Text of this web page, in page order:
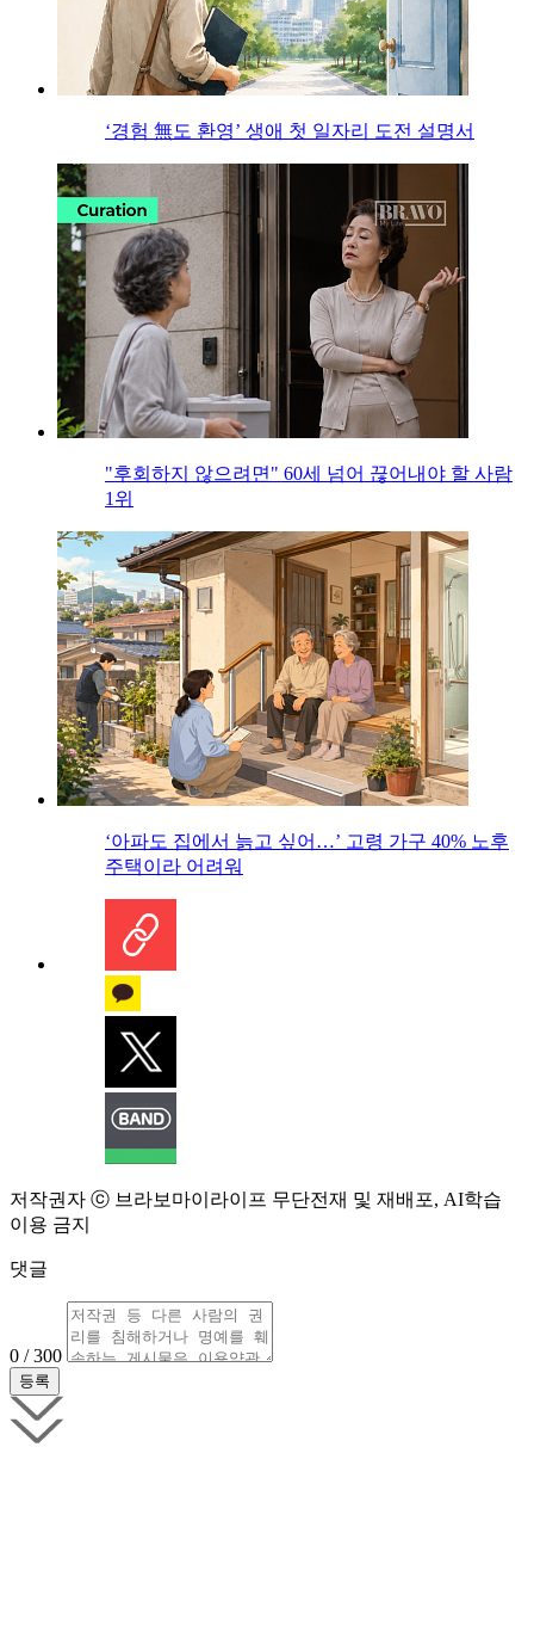
‘경험 無도 환영’ 생애 첫 일자리 도전 설명서
"후회하지 않으려면" 60세 넘어 끊어내야 할 사람
1위
‘아파도 집에서 늙고 싶어…’ 고령 가구 40% 노후
주택이라 어려워
저작권자 ⓒ 브라보마이라이프 무단전재 및 재배포, AI학습
이용 금지
댓글
0 / 300